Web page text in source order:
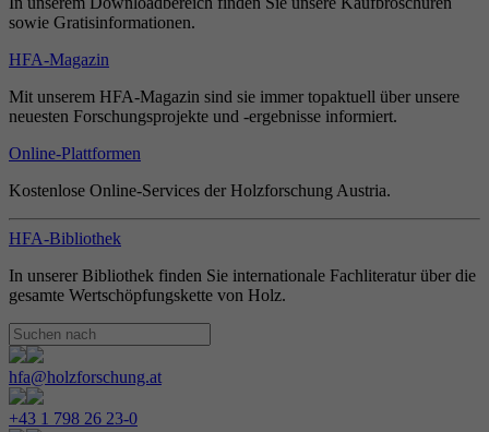
sowie Gratisinformationen.
HFA-Magazin
Mit unserem HFA-Magazin sind sie immer topaktuell über unsere
neuesten Forschungsprojekte und -ergebnisse informiert.
Online-Plattformen
Kostenlose Online-Services der Holzforschung Austria.
HFA-Bibliothek
In unserer Bibliothek finden Sie internationale Fachliteratur über die
gesamte Wertschöpfungskette von Holz.
hfa@holzforschung.at
+43 1 798 26 23-0